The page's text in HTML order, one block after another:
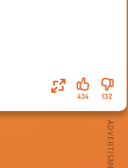
132
434